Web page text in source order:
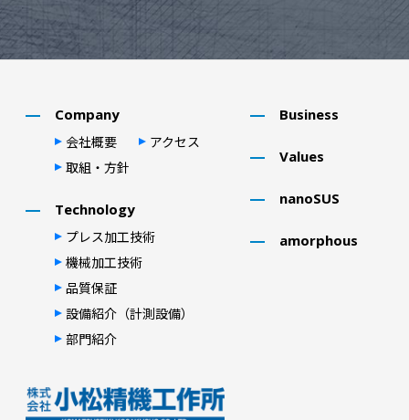
Company
会社概要
アクセス
取組・⽅針
Technology
プレス加⼯技術
機械加⼯技術
品質保証
設備紹介（計測設備）
部⾨紹介
Business
Values
nanoSUS
amorphous